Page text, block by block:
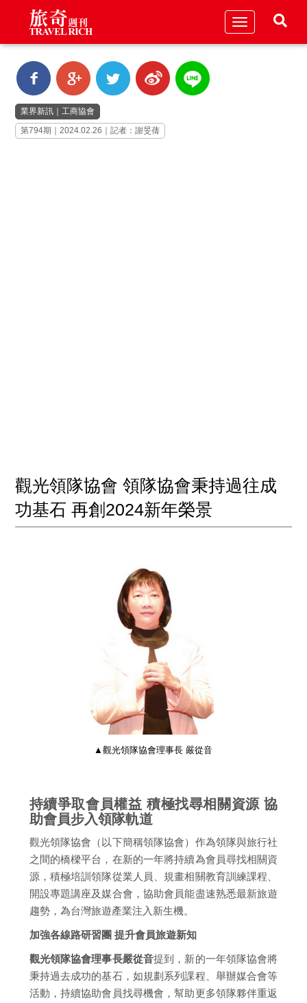
Toggle
業界新訊 ｜工商協會
第794期｜2024.02.26｜記者：謝旻蒨
觀光領隊協會 領隊協會秉持過往成
功基石 再創2024新年榮景
▲觀光領隊協會理事長 嚴從音
持續爭取會員權益 積極找尋相關資源 協
助會員步入領隊軌道
觀光領隊協會（以下簡稱領隊協會）作為領隊與旅行社
之間的橋樑平台，在新的一年將持續為會員尋找相關資
源，積極培訓領隊從業人員、規畫相關教育訓練課程、
開設專題講座及媒合會，協助會員能盡速熟悉最新旅遊
趨勢，為台灣旅遊產業注入新生機。
加強各線路研習團 提升會員旅遊新知
觀光領隊協會理事長嚴從音提到，新的一年領隊協會將
秉持過去成功的基石，如規劃系列課程、舉辦媒合會等
活動，持續協助會員找尋機會，幫助更多領隊夥伴重返